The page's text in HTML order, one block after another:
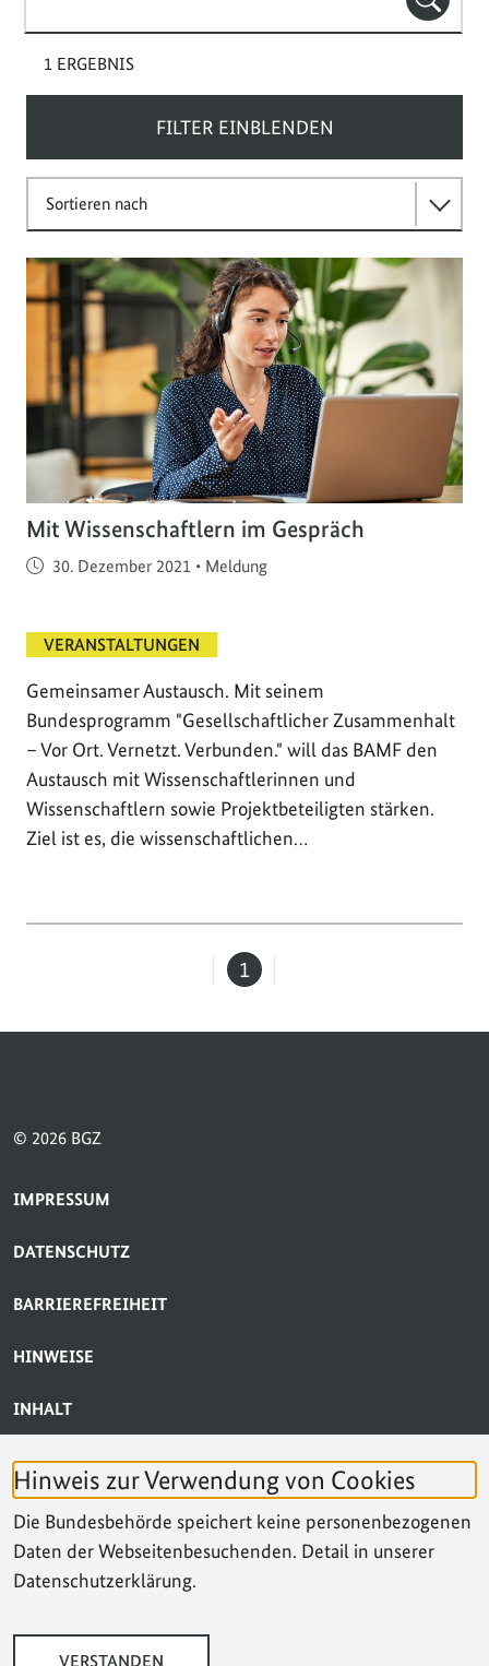
Hinweis zur Verwendung von Cookies
Die Bundesbehörde speichert keine personenbezogenen
Daten der Webseitenbesuchenden. Detail in unserer
Datenschutzerklärung.
VERSTANDEN
1 ERGEBNIS
FILTER EINBLENDEN
Sortieren nach
Mit Wissenschaftlern im Gespräch
Veröffentlicht am
30. Dezember 2021 • Meldung
VERANSTALTUNGEN
Gemeinsamer Austausch. Mit seinem
Bundesprogramm "Gesellschaftlicher Zusammenhalt
– Vor Ort. Vernetzt. Verbunden." will das BAMF den
Austausch mit Wissenschaftlerinnen und
Wissenschaftlern sowie Projektbeteiligten stärken.
Ziel ist es, die wissenschaftlichen…
Seite
1
© 2026 BGZ
SERVICE-NAVIGATION FUSSBEREICH
IMPRESSUM
DATENSCHUTZ
BARRIEREFREIHEIT
HINWEISE
INHALT
BARRIERE MELDEN
KONTAKT
SUCHE